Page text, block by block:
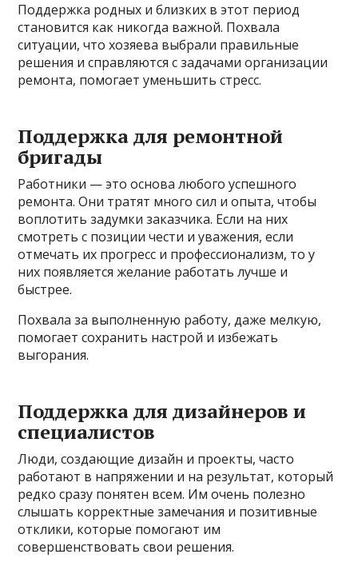
Поддержка родных и близких в этот период
становится как никогда важной. Похвала
ситуации, что хозяева выбрали правильные
решения и справляются с задачами организации
ремонта, помогает уменьшить стресс.
Поддержка для ремонтной
бригады
Работники — это основа любого успешного
ремонта. Они тратят много сил и опыта, чтобы
воплотить задумки заказчика. Если на них
смотреть с позиции чести и уважения, если
отмечать их прогресс и профессионализм, то у
них появляется желание работать лучше и
быстрее.
Похвала за выполненную работу, даже мелкую,
помогает сохранить настрой и избежать
выгорания.
Поддержка для дизайнеров и
специалистов
Люди, создающие дизайн и проекты, часто
работают в напряжении и на результат, который
редко сразу понятен всем. Им очень полезно
слышать корректные замечания и позитивные
отклики, которые помогают им
совершенствовать свои решения.